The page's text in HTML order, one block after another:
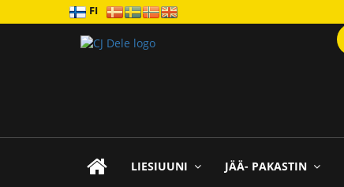
FI
LIESIUUNI JÄÄ- PAKASTIN